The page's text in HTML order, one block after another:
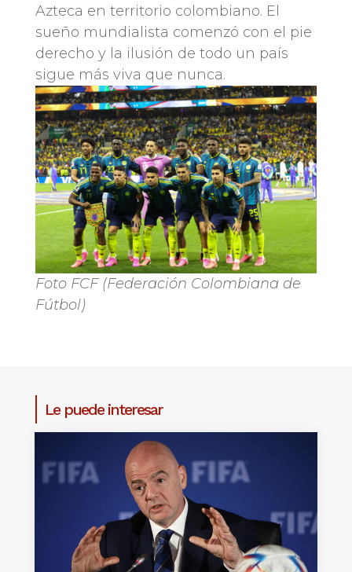
Azteca en territorio colombiano. El
sueño mundialista comenzó con el pie
derecho y la ilusión de todo un país
sigue más viva que nunca.
Foto FCF (Federación Colombiana de
Fútbol)
Le puede interesar